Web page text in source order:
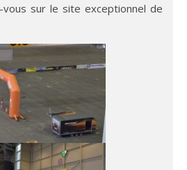
sur le site exceptionnel de